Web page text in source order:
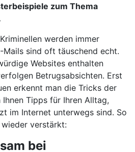
zum Thema
werden immer
Mails sind oft täuschend echt.
Websites enthalten
Betrugsabsichten. Erst
erkennt man die Tricks der
Tipps für Ihren Alltag,
im Internet unterwegs sind. So
verstärkt:
bei